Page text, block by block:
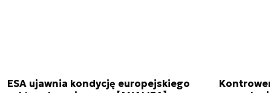
ESA ujawnia kondycję europejskiego